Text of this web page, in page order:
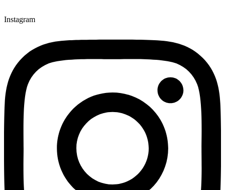
Instagram